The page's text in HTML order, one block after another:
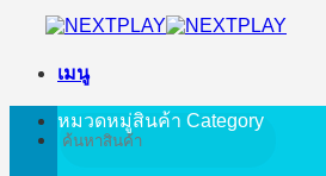
เมนู
ค้นหา:
หมวดหมู่สินค้า Category